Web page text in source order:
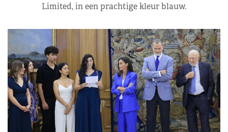
Limited, in een prachtige kleur blauw.